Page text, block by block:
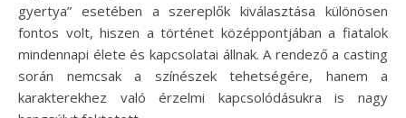
gyertya” esetében a szereplők kiválasztása különösen
fontos volt, hiszen a történet középpontjában a fiatalok
mindennapi élete és kapcsolatai állnak. A rendező a casting
során nemcsak a színészek tehetségére, hanem a
karakterekhez való érzelmi kapcsolódásukra is nagy